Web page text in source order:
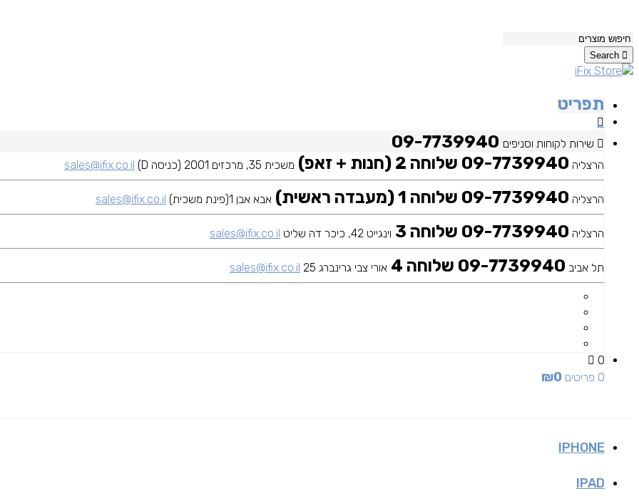
Search
תפריט
שירות לקוחות וסניפים
הרצליה 09-7739940 שלוחה 2 (חנות + זאפ) משכית 35, מרכזים 2001 (כניסה D) sales@ifix.co.il
הרצליה 09-7739940 שלוחה 1 (מעבדה ראשית) אבא אבן 1(פינת משכית) sales@ifix.co.il
הרצליה 09-7739940 שלוחה 3 וינגייט 42, כיכר דה שליט sales@ifix.co.il
תל אביב 09-7739940 שלוחה 4 אורי צבי גרינברג 25 sales@ifix.co.il
0
0 פריטים
₪0
IPHONE
IPAD